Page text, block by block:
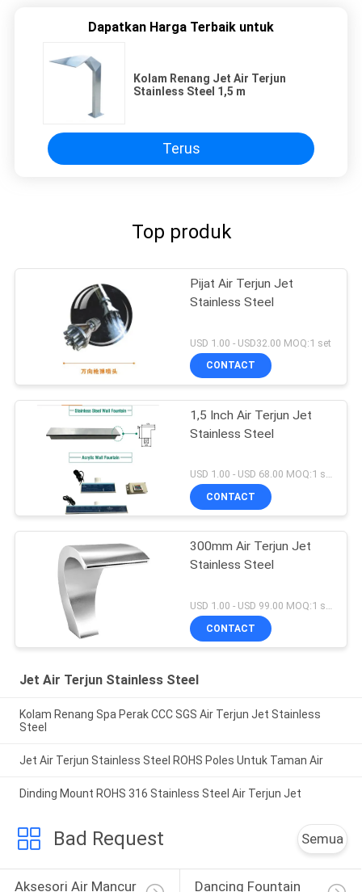
Dapatkan Harga Terbaik untuk
Kolam Renang Jet Air Terjun
Stainless Steel 1,5 m
Terus
Top produk
Pijat Air Terjun Jet
Stainless Steel
USD 1.00 - USD32.00 MOQ:1 set
CONTACT
1,5 Inch Air Terjun Jet
Stainless Steel
USD 1.00 - USD 68.00 MOQ:1 set
CONTACT
300mm Air Terjun Jet
Stainless Steel
USD 1.00 - USD 99.00 MOQ:1 set
CONTACT
Jet Air Terjun Stainless Steel
Kolam Renang Spa Perak CCC SGS Air Terjun Jet Stainless
Steel
Jet Air Terjun Stainless Steel ROHS Poles Untuk Taman Air
Dinding Mount ROHS 316 Stainless Steel Air Terjun Jet
Bad Request Semua
Aksesori Air Mancur Dancing Fountain